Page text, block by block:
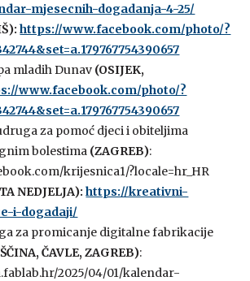
mjesecnih-dogadanja-4-25/
https://www.facebook.com/photo/?
mladih Dunav (OSIJEK,
www.facebook.com/photo/?
za pomoć djeci i obiteljima
bolestima (ZAGREB):
krijesnica1/?locale=hr_HR
NEDJELJA):https://kreativni-
i-dogadaji/
za promicanje digitalne fabrikacije
ČAVLE, ZAGREB):
2025/04/01/kalendar-